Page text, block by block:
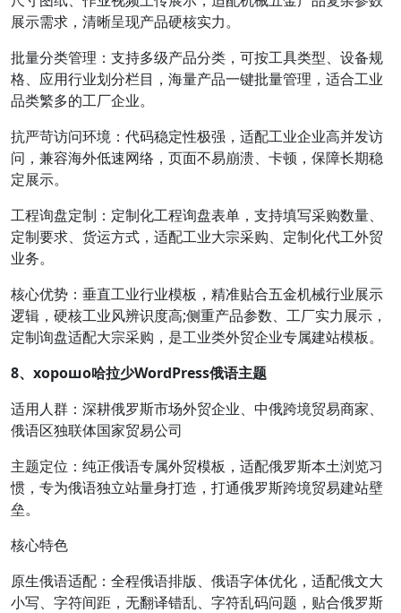
展示需求，清晰呈现产品硬核实力。
批量分类管理：支持多级产品分类，可按工具类型、设备规
格、应用行业划分栏目，海量产品一键批量管理，适合工业
品类繁多的工厂企业。
抗严苛访问环境：代码稳定性极强，适配工业企业高并发访
问，兼容海外低速网络，页面不易崩溃、卡顿，保障长期稳
定展示。
工程询盘定制：定制化工程询盘表单，支持填写采购数量、
定制要求、货运方式，适配工业大宗采购、定制化代工外贸
业务。
核心优势：垂直工业行业模板，精准贴合五金机械行业展示
逻辑，硬核工业风辨识度高;侧重产品参数、工厂实力展示，
定制询盘适配大宗采购，是工业类外贸企业专属建站模板。
8、хорошо哈拉少WordPress俄语主题
适用人群：深耕俄罗斯市场外贸企业、中俄跨境贸易商家、
俄语区独联体国家贸易公司
主题定位：纯正俄语专属外贸模板，适配俄罗斯本土浏览习
惯，专为俄语独立站量身打造，打通俄罗斯跨境贸易建站壁
垒。
核心特色
原生俄语适配：全程俄语排版、俄语字体优化，适配俄文大
小写、字符间距，无翻译错乱、字符乱码问题，贴合俄罗斯